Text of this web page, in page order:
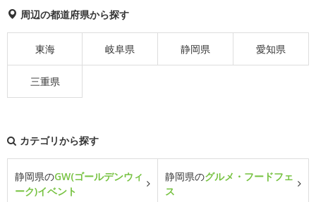
周辺の都道府県から探す
東海 岐阜県 静岡県 愛知県
三重県
カテゴリから探す
静岡県のGW(ゴールデンウィ
ーク)イベント
静岡県のグルメ・フードフェ
ス